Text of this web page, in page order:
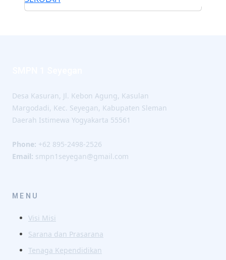
Desa Kasuran, Jl. Kebon Agung, Kasulan
Margodadi, Kec. Seyegan, Kabupaten Sleman
Daerah Istimewa Yogyakarta 55561
Phone: +62 895-2498-2526
Email: smpn1seyegan@gmail.com
MENU
Visi Misi
Sarana dan Prasarana
Tenaga Kependidikan